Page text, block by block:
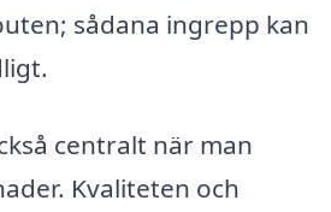
sådana ingrepp kan
centralt när man
Kvaliteten och